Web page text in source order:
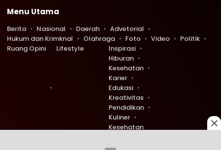
Menu Utama
Berita Nasional Daerah
Advetorial
Hukum dan Krimknal
Olahraga Foto Video
Politik
Ruang Opini
Lifestyle
Inspirasi
Hiburan
Kesehatan
Karier
Edukasi
Kreativitas
Pendidikan
Kuliner
Kesehatan